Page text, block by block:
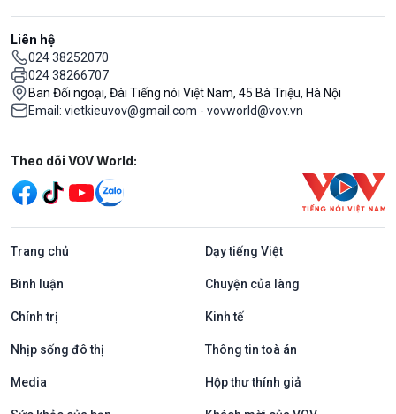
Liên hệ
024 38252070
024 38266707
Ban Đối ngoại, Đài Tiếng nói Việt Nam, 45 Bà Triệu, Hà Nội
Email: vietkieuvov@gmail.com - vovworld@vov.vn
Mạng xã hội
Theo dõi VOV World:
Trang chủ Dạy tiếng Việt
Bình luận Chuyện của làng
Chính trị Kinh tế
Nhịp sống đô thị Thông tin toà án
Media Hộp thư thính giả